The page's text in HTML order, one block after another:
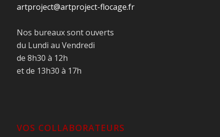
artproject@artproject-flocage.fr
Nos bureaux sont ouverts
du Lundi au Vendredi
de 8h30 à 12h
et de 13h30 à 17h
VOS COLLABORATEURS